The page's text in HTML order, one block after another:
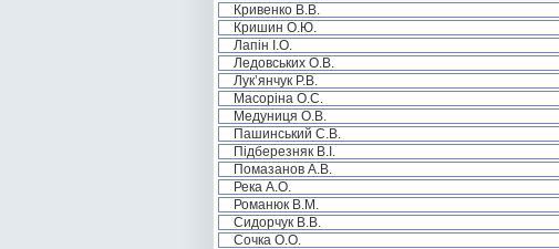
Кривенко В.В.
Кришин О.Ю.
Лапін І.О.
Ледовських О.В.
Лук’янчук Р.В.
Масоріна О.С.
Медуниця О.В.
Пашинський С.В.
Підберезняк В.І.
Помазанов А.В.
Река А.О.
Романюк В.М.
Сидорчук В.В.
Сочка О.О.